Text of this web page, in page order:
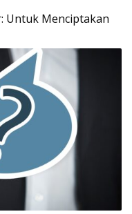
Untuk Menciptakan